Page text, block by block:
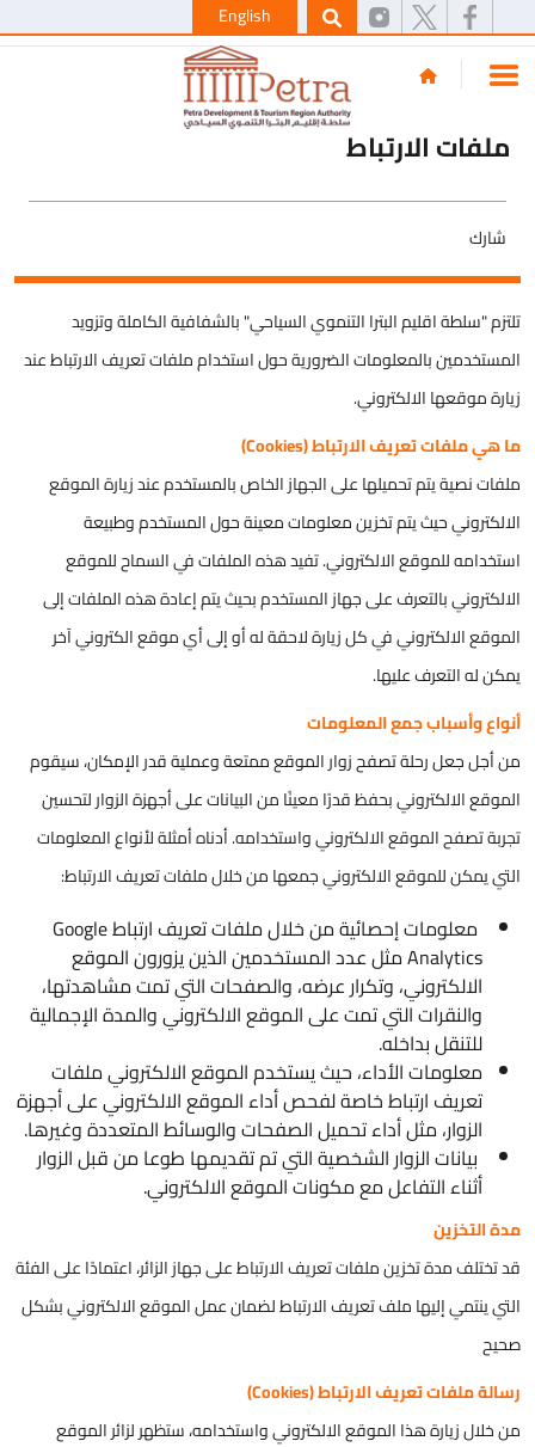
English
ملفات الارتباط
شارك
تلتزم "سلطة اقليم البترا التنموي السياحي" بالشفافية الكاملة وتزويد
المستخدمين بالمعلومات الضرورية حول استخدام ملفات تعريف الارتباط عند
زيارة موقعها الالكتروني.
ما هي ملفات تعريف الارتباط (Cookies)
ملفات نصية يتم تحميلها على الجهاز الخاص بالمستخدم عند زيارة الموقع
الالكتروني حيث يتم تخزين معلومات معينة حول المستخدم وطبيعة
استخدامه للموقع الالكتروني. تفيد هذه الملفات في السماح للموقع
الالكتروني بالتعرف على جهاز المستخدم بحيث يتم إعادة هذه الملفات إلى
الموقع الالكتروني في كل زيارة لاحقة له أو إلى أي موقع الكتروني آخر
يمكن له التعرف عليها.
أنواع وأسباب جمع المعلومات
من أجل جعل رحلة تصفح زوار الموقع ممتعة وعملية قدر الإمكان، سيقوم
الموقع الالكتروني بحفظ قدرًا معينًا من البيانات على أجهزة الزوار لتحسين
تجربة تصفح الموقع الالكتروني واستخدامه. أدناه أمثلة لأنواع المعلومات
التي يمكن للموقع الالكتروني جمعها من خلال ملفات تعريف الارتباط:
معلومات إحصائية من خلال ملفات تعريف ارتباط Google
Analytics مثل عدد المستخدمين الذين يزورون الموقع
الالكتروني، وتكرار عرضه، والصفحات التي تمت مشاهدتها،
والنقرات التي تمت على الموقع الالكتروني والمدة الإجمالية
للتنقل بداخله.
معلومات الأداء، حيث يستخدم الموقع الالكتروني ملفات
تعريف ارتباط خاصة لفحص أداء الموقع الالكتروني على أجهزة
الزوار، مثل أداء تحميل الصفحات والوسائط المتعددة وغيرها.
بيانات الزوار الشخصية التي تم تقديمها طوعا من قبل الزوار
أثناء التفاعل مع مكونات الموقع الالكتروني.
مدة التخزين
قد تختلف مدة تخزين ملفات تعريف الارتباط على جهاز الزائر، اعتمادًا على الفئة
التي ينتمي إليها ملف تعريف الارتباط لضمان عمل الموقع الالكتروني بشكل
صحيح
رسالة ملفات تعريف الارتباط (Cookies)
من خلال زيارة هذا الموقع الالكتروني واستخدامه، ستظهر لزائر الموقع